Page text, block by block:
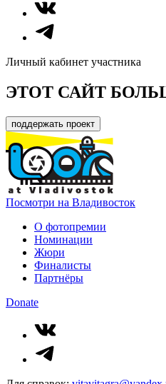
Личный кабинет участника
ЭТОТ САЙТ
поддержать проект
Посмотри на Владивосток
О фотопремии
Номинации
Жюри
Финалисты
Партнёры
Donate